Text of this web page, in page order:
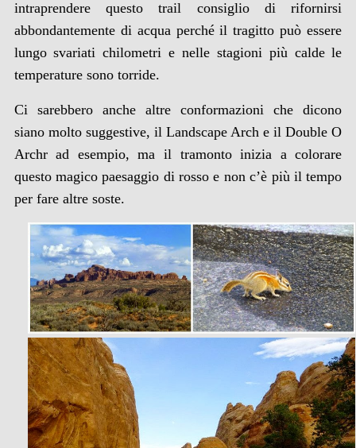
intraprendere questo trail consiglio di rifornirsi
abbondantemente di acqua perché il tragitto può essere
lungo svariati chilometri e nelle stagioni più calde le
temperature sono torride.
Ci sarebbero anche altre conformazioni che dicono
siano molto suggestive, il Landscape Arch e il Double O
Archr ad esempio, ma il tramonto inizia a colorare
questo magico paesaggio di rosso e non c’è più il tempo
per fare altre soste.